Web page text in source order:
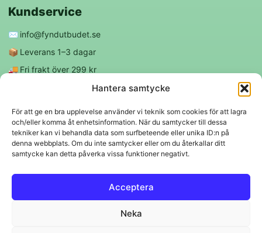
Hantera samtycke
För att ge en bra upplevelse använder vi teknik som cookies för att lagra
och/eller komma åt enhetsinformation. När du samtycker till dessa
tekniker kan vi behandla data som surfbeteende eller unika ID:n på
denna webbplats. Om du inte samtycker eller om du återkallar ditt
samtycke kan detta påverka vissa funktioner negativt.
Acceptera
Neka
Kundservice
✉️ info@fyndutbudet.se
📦 Leverans 1–3 dagar
🚚 Fri frakt över 299 kr
Följ oss
f ◎
Trygga betalningar
Swish